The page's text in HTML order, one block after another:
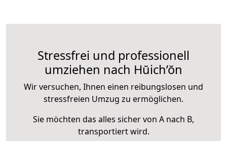
Stressfrei und professionell
umziehen nach Hŭich’ŏn
Wir versuchen, Ihnen einen reibungslosen und
stressfreien Umzug zu ermöglichen.
Sie möchten das alles sicher von A nach B,
transportiert wird.